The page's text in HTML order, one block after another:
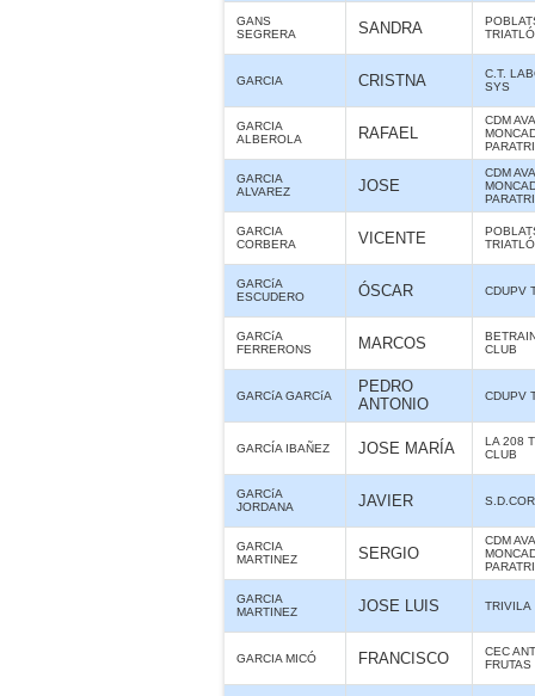
GANS
SEGRERA
SANDRA
TRIATLÓ
GARCIA CRISTNA
C.T.
SYS
GARCIA
ALBEROLA
RAFAEL
CDM
GARCIA
ALVAREZ
JOSE
CDM
GARCIA
CORBERA
VICENTE
TRIATLÓ
GARCíA
ESCUDERO
ÓSCAR CDUPV
GARCíA
FERRERONS
MARCOS
CLUB
GARCíA GARCíA
PEDRO
ANTONIO
CDUPV
GARCÍA IBAÑEZ JOSE MARÍA
LA 208
CLUB
GARCíA
JORDANA
JAVIER
GARCIA
MARTINEZ
SERGIO
CDM
GARCIA
MARTINEZ
JOSE LUIS TRIVILA
GARCIA MICÓ FRANCISCO
CEC